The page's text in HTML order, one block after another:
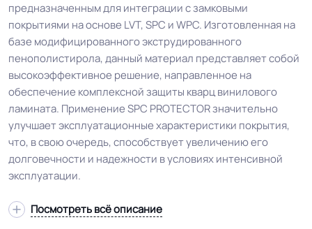
предназначенным для интеграции с замковыми
покрытиями на основе LVT, SPC и WPC. Изготовленная на
базе модифицированного экструдированного
пенополистирола, данный материал представляет собой
высокоэффективное решение, направленное на
обеспечение комплексной защиты кварц винилового
ламината. Применение SPC PROTECTOR значительно
улучшает эксплуатационные характеристики покрытия,
что, в свою очередь, способствует увеличению его
долговечности и надежности в условиях интенсивной
эксплуатации.
Посмотреть всё описание